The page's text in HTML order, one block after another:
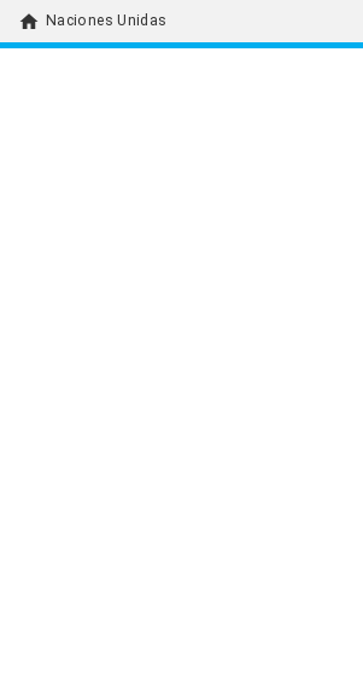
home Naciones Unidas